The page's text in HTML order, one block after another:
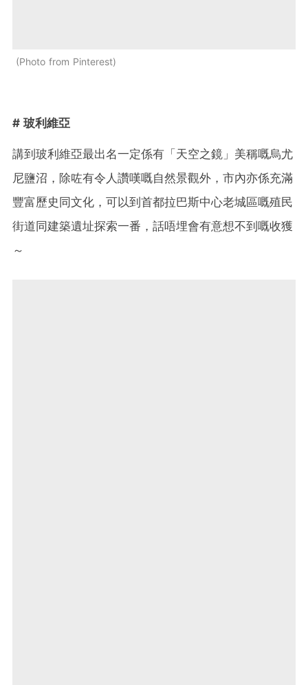
Photo from Pinterest
# 玻利維亞
講到玻利維亞最出名一定係有「天空之鏡」美稱嘅烏尤
尼鹽沼，除咗有令人讚嘆嘅自然景觀外，市內亦係充滿
豐富歷史同文化，可以到首都拉巴斯中心老城區嘅殖民
街道同建築遺址探索一番，話唔埋會有意想不到嘅收獲
～